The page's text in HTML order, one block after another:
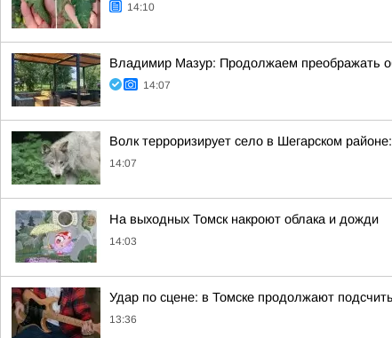
14:10
Владимир Мазур: Продолжаем преображать
14:07
Волк терроризирует село в Шегарском
14:07
На выходных Томск накроют облака и дожди
14:03
Удар по сцене: в Томске продолжают
13:36